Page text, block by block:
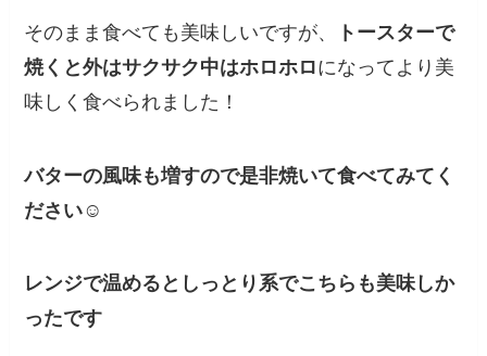
そのまま食べても美味しいですが、
トースターで
焼くと外はサクサク中はホロホロになってより美
味しく食べられました！
バターの風味も増すので是非焼いて食べてみてく
ださい☺
レンジで温めるとしっとり系でこちらも美味しか
ったです